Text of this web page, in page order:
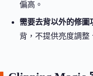
偏高。
需要去背以外的修圖
背，不提供亮度調整